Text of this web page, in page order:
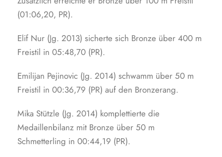
(01:06,20, PR).
Elif Nur (Jg. 2013) sicherte sich Bronze über 400 m
Freistil in 05:48,70 (PR).
Emilijan Pejinovic (Jg. 2014) schwamm über 50 m
Freistil in 00:36,79 (PR) auf den Bronzerang.
Mika Stützle (Jg. 2014) komplettierte die
Medaillenbilanz mit Bronze über 50 m
Schmetterling in 00:44,19 (PR).